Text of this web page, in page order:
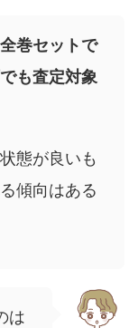
全巻セットで
も査定対象
態が良いも
傾向はある
は